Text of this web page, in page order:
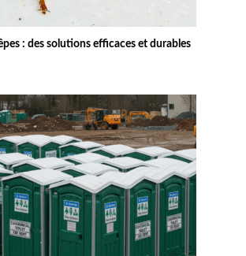
: des solutions efficaces et durables